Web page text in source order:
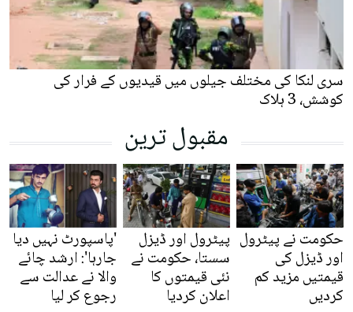
سری لنکا کی مختلف جیلوں میں قیدیوں کے فرار کی
کوشش، 3 ہلاک
مقبول ترین
حکومت نے پیٹرول
اور ڈیزل کی
قیمتیں مزید کم
کردیں
پیٹرول اور ڈیزل
سستا، حکومت نے
نئی قیمتوں کا
اعلان کردیا
'پاسپورٹ نہیں دیا
جارہا': ارشد چائے
والا نے عدالت سے
رجوع کر لیا